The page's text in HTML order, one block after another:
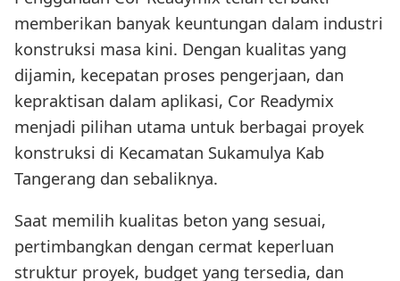
memberikan banyak keuntungan dalam industri
konstruksi masa kini. Dengan kualitas yang
dijamin, kecepatan proses pengerjaan, dan
kepraktisan dalam aplikasi, Cor Readymix
menjadi pilihan utama untuk berbagai proyek
konstruksi di Kecamatan Sukamulya Kab
Tangerang dan sebaliknya.
Saat memilih kualitas beton yang sesuai,
pertimbangkan dengan cermat keperluan
struktur proyek, budget yang tersedia, dan